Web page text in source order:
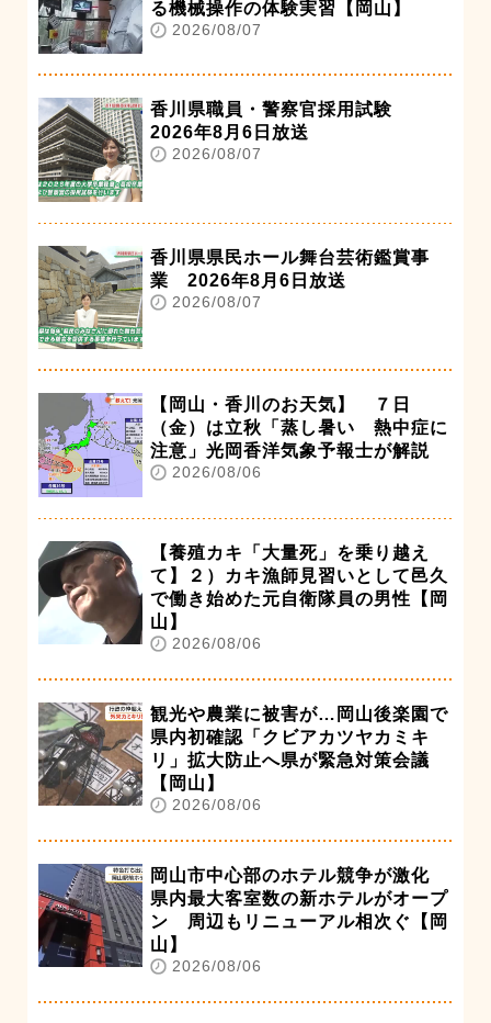
る機械操作の体験実習【岡山】
2026/08/07
香川県職員・警察官採用試験
2026年8月6日放送
2026/08/07
香川県県民ホール舞台芸術鑑賞事
業 2026年8月6日放送
2026/08/07
【岡山・香川のお天気】 ７日
（金）は立秋「蒸し暑い 熱中症に
注意」光岡香洋気象予報士が解説
2026/08/06
【養殖カキ「大量死」を乗り越え
て】２）カキ漁師見習いとして邑久
で働き始めた元自衛隊員の男性【岡
山】
2026/08/06
観光や農業に被害が…岡山後楽園で
県内初確認「クビアカツヤカミキ
リ」拡大防止へ県が緊急対策会議
【岡山】
2026/08/06
岡山市中心部のホテル競争が激化
県内最大客室数の新ホテルがオープ
ン 周辺もリニューアル相次ぐ【岡
山】
2026/08/06